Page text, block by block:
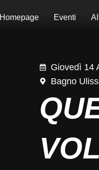
Homepage Eventi
Giovedì 14
Bagno